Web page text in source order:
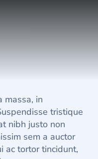
massa, in
tristique
nibh justo non
sem a auctor
ac tortor tincidunt,